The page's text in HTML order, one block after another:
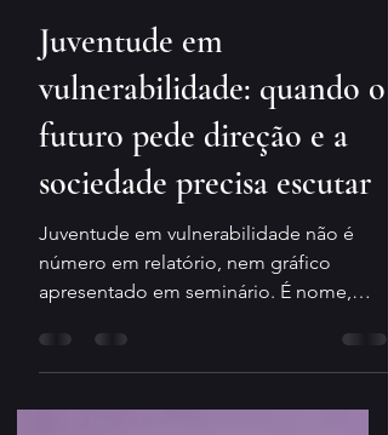
Redação
20 de fev.
2 min de leitura
Juventude em
vulnerabilidade: quando o
futuro pede direção e a
sociedade precisa escutar
número em relatório, nem gráfico
apresentado em seminário. É nome,
endereço, família. É talento que poderia